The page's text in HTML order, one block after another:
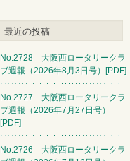
最近の投稿
No.2728 大阪西ロータリークラ
ブ週報（2026年8月3日号）[PDF]
No.2727 大阪西ロータリークラ
ブ週報（2026年7月27日号）
[PDF]
No.2726 大阪西ロータリークラ